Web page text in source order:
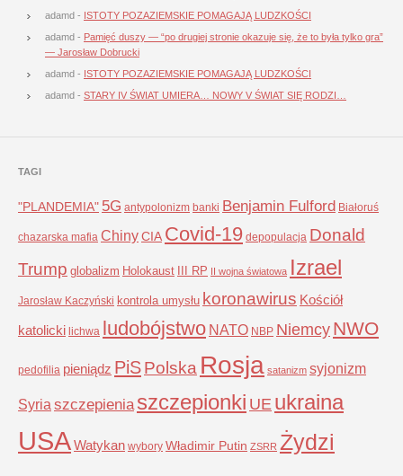
adamd - ISTOTY POZAZIEMSKIE POMAGAJĄ LUDZKOŚCI
adamd - Pamięć duszy — “po drugiej stronie okazuje się, że to była tylko gra”
— Jarosław Dobrucki
adamd - ISTOTY POZAZIEMSKIE POMAGAJĄ LUDZKOŚCI
adamd - STARY IV ŚWIAT UMIERA… NOWY V ŚWIAT SIĘ RODZI…
TAGI
"PLANDEMIA" 5G antypolonizm banki Benjamin Fulford Białoruś
chazarska mafia ChinyCIA Covid-19 depopulacja Donald
Trump globalizm Holokaust III RP II wojna światowa Izrael
Jarosław Kaczyński kontrola umysłu koronawirus Kościół
katolicki lichwa ludobójstwo NATO NBP NiemcyNWO
pedofilia pieniądz PiSPolska Rosja satanizm syjonizm
Syria szczepienia szczepionki UE ukraina
USAWatykan wybory Władimir Putin ZSRR Żydzi